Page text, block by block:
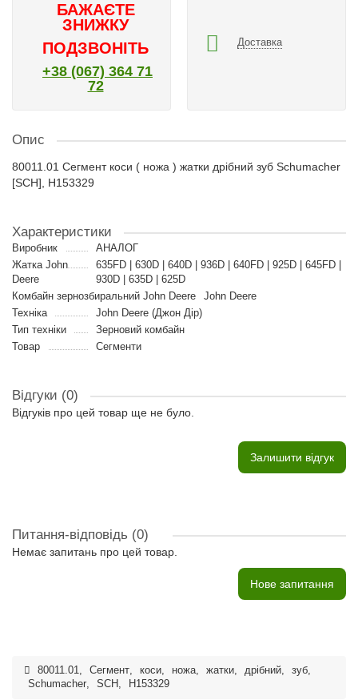
БАЖАЄТЕ
ЗНИЖКУ
ПОДЗВОНІТЬ
+38 (067) 364 71
72
Доставка
Опис
80011.01 Сегмент коси ( ножа ) жатки дрібний зуб Schumacher
[SCH], H153329
Характеристики
Виробник
АНАЛОГ
Жатка John
Deere
635FD | 630D | 640D | 936D | 640FD | 925D | 645FD |
930D | 635D | 625D
Комбайн зернозбиральний John Deere
John Deere
Техніка
John Deere (Джон Дір)
Тип техніки
Зерновий комбайн
Товар
Сегменти
Відгуки (0)
Відгуків про цей товар ще не було.
Залишити відгук
Питання-відповідь (0)
Немає запитань про цей товар.
Нове запитання
80011.01, Сегмент, коси, ножа, жатки, дрібний, зуб,
Schumacher, SCH , H153329